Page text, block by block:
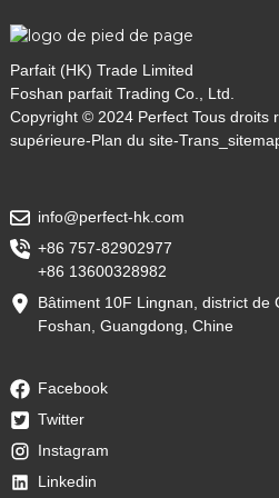
Parfait (HK) Trade Limited
Foshan parfait Trading Co., Ltd.
Copyright © 2024 Perfect Tous droits
supérieure-Plan du site-
info@perfect-hk.com
+86 757-82902977
+86 13600328982
Bâtiment 10F Lingnan, district de
Foshan, Guangdong, Chine
Facebook
Twitter
Instagram
Linkedin